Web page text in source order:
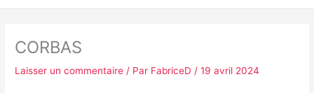
CORBAS
Laisser un commentaire / Par FabriceD/19 avril 2024